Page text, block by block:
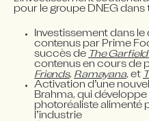
pour le groupe DNEG
Investissement dans
contenus par Prime
succès de The
contenus en cours de
Friends, Ramayana, et
Activation d’une
Brahma, qui
photoréaliste alimenté
l’industrie